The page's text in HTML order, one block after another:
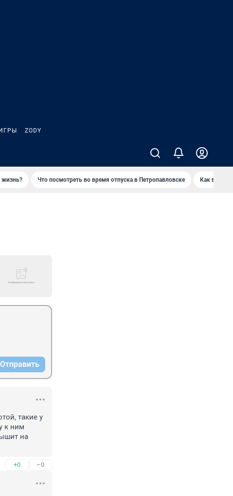
ИГРЫ ZODY
жизнь? Что посмотреть во время отпуска в Петропавловске Как
Отправить
такие у
к ним
на
+0 –0